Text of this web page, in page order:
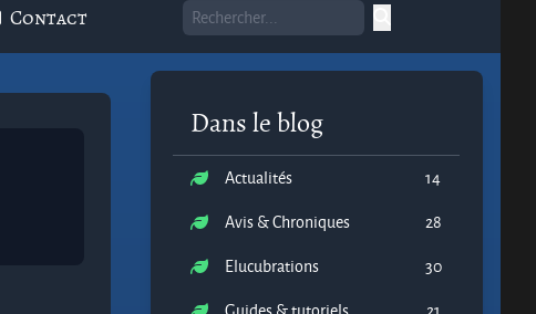
Contact
Dans le blog
Actualités
14
Avis & Chroniques
28
Elucubrations
30